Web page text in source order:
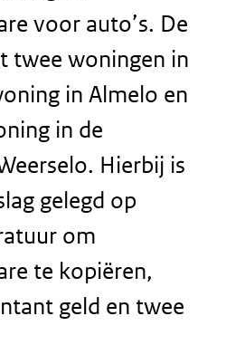
voor auto’s. De
twee woningen in
in Almelo en
in de
Hierbij is
gelegd op
om
te kopiëren,
geld en twee